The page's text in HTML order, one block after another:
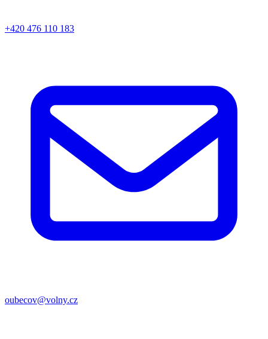
+420 476 110 183
oubecov@volny.cz